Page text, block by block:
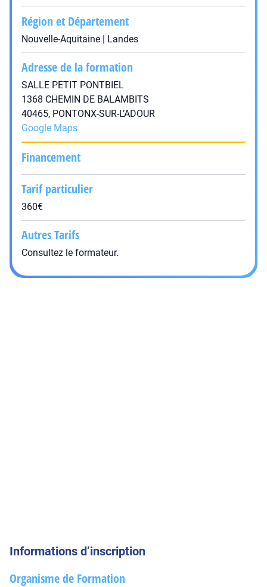
Région et Département
Nouvelle-Aquitaine | Landes
Adresse de la formation
SALLE PETIT PONTBIEL
1368 CHEMIN DE BALAMBITS
40465, PONTONX-SUR-L’ADOUR
Google Maps
Financement
Tarif particulier
360€
Autres Tarifs
Consultez le formateur.
Informations d’inscription
Organisme de Formation